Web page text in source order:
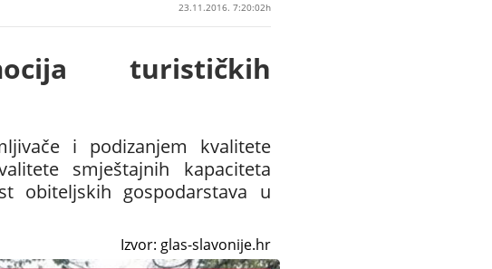
23.11.2016. 7:20:02h
turističkih
i podizanjem kvalitete
smještajnih kapaciteta
obiteljskih gospodarstava u
Izvor: glas-slavonije.hr